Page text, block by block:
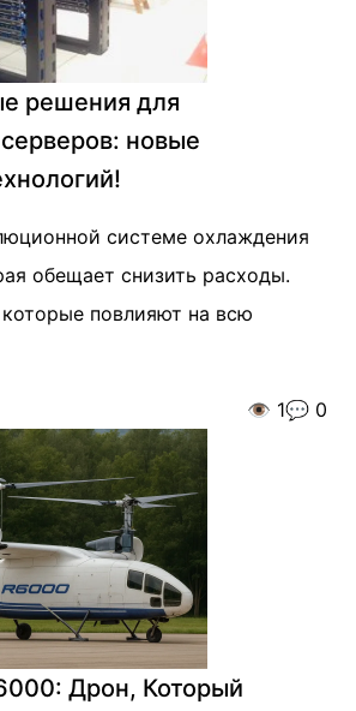
решения для
новые
системе охлаждения
обещает снизить расходы.
повлияют на всю
👁️ 1💬 0
Дрон, Который